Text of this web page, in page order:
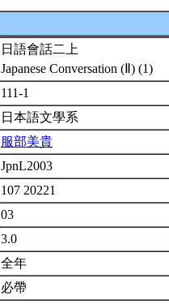
日語會話二上
Japanese Conversation (Ⅱ) (1)
111-1
日本語文學系
服部美貴
JpnL2003
107 20221
03
3.0
全年
必帶